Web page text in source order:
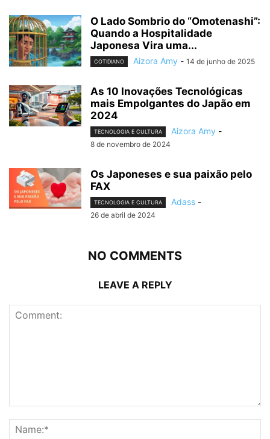
O Lado Sombrio do “Omotenashi”:
Quando a Hospitalidade
Japonesa Vira uma...
COTIDIANO Aizora Amy - 14 de junho de 2025
As 10 Inovações Tecnológicas
mais Empolgantes do Japão em
2024
TECNOLOGIA E CULTURA Aizora Amy -
8 de novembro de 2024
Os Japoneses e sua paixão pelo
FAX
TECNOLOGIA E CULTURA Adass -
26 de abril de 2024
NO COMMENTS
LEAVE A REPLY